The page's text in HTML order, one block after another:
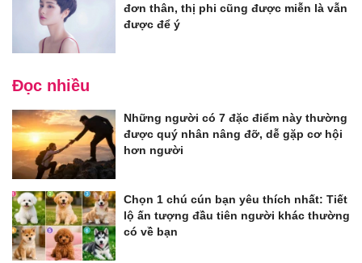
đơn thân, thị phi cũng được miễn là vẫn
được để ý
Đọc nhiều
Những người có 7 đặc điểm này thường
được quý nhân nâng đỡ, dễ gặp cơ hội
hơn người
Chọn 1 chú cún bạn yêu thích nhất: Tiết
lộ ấn tượng đầu tiên người khác thường
có về bạn